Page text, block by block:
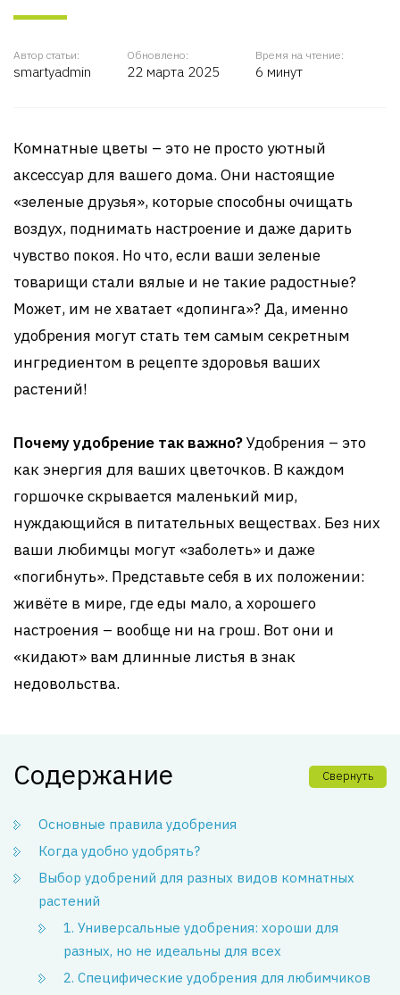
Автор статьи:
smartyadmin
Обновлено:
22 марта 2025
Время на чтение:
6 минут
Комнатные цветы – это не просто уютный
аксессуар для вашего дома. Они настоящие
«зеленые друзья», которые способны очищать
воздух, поднимать настроение и даже дарить
чувство покоя. Но что, если ваши зеленые
товарищи стали вялые и не такие радостные?
Может, им не хватает «допинга»? Да, именно
удобрения могут стать тем самым секретным
ингредиентом в рецепте здоровья ваших
растений!
Почему удобрение так важно?Удобрения – это
как энергия для ваших цветочков. В каждом
горшочке скрывается маленький мир,
нуждающийся в питательных веществах. Без них
ваши любимцы могут «заболеть» и даже
«погибнуть». Представьте себя в их положении:
живёте в мире, где еды мало, а хорошего
настроения – вообще ни на грош. Вот они и
«кидают» вам длинные листья в знак
недовольства.
Содержание Свернуть
Основные правила удобрения
Когда удобно удобрять?
Выбор удобрений для разных видов комнатных
растений
1. Универсальные удобрения: хороши для
разных, но не идеальны для всех
2. Специфические удобрения для любимчиков